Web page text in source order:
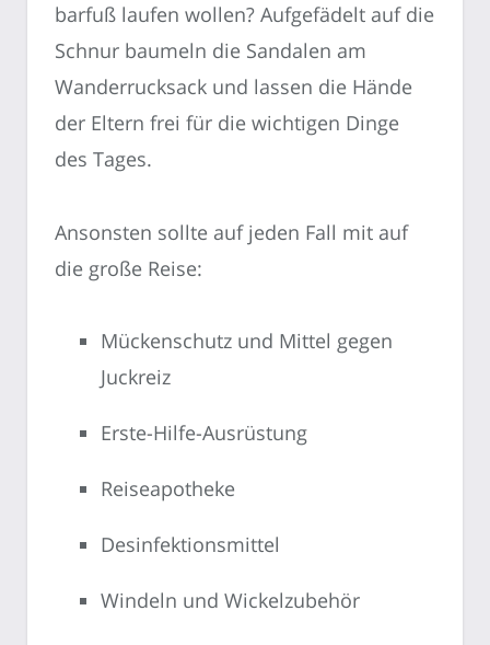
barfuß laufen wollen? Aufgefädelt auf die
Schnur baumeln die Sandalen am
Wanderrucksack und lassen die Hände
der Eltern frei für die wichtigen Dinge
des Tages.
Ansonsten sollte auf jeden Fall mit auf
die große Reise:
Mückenschutz und Mittel gegen
Juckreiz
Erste-Hilfe-Ausrüstung
Reiseapotheke
Desinfektionsmittel
Windeln und Wickelzubehör